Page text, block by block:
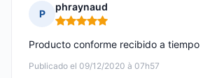
P
phraynaud
Nota: 5 de 5
Publicado el 09/12/2020 à 07h57
Producto conforme recibido a tiempo